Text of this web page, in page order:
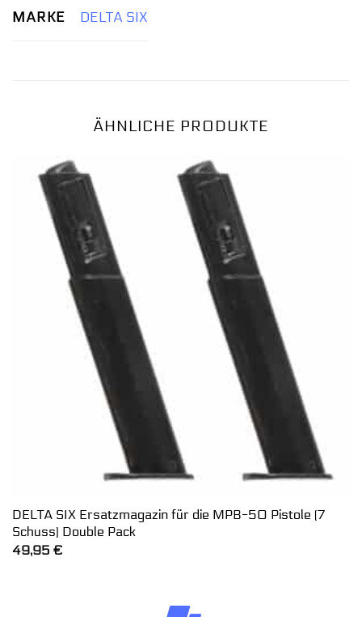
MARKE DELTA SIX
ÄHNLICHE PRODUKTE
DELTA SIX Ersatzmagazin für die MPB-50 Pistole (7
Schuss) Double Pack
49,95 €